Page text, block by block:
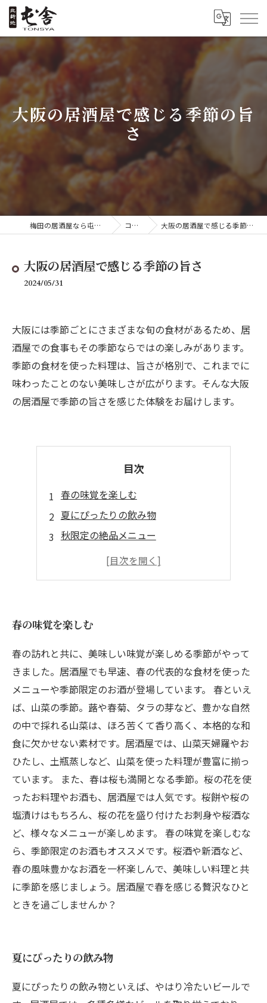
大阪の居酒屋で感じる季節の旨
さ
梅田の居酒屋なら屯舎 喜酔 コラム 大阪の居酒屋で感じる季節の旨さ
大阪の居酒屋で感じる季節の旨さ
2024/05/31
大阪には季節ごとにさまざまな旬の食材があるため、居
酒屋での食事もその季節ならではの楽しみがあります。
季節の食材を使った料理は、旨さが格別で、これまでに
味わったことのない美味しさが広がります。そんな大阪
の居酒屋で季節の旨さを感じた体験をお届けします。
目次
春の味覚を楽しむ
夏にぴったりの飲み物
秋限定の絶品メニュー
冬の味覚を堪能する
春の味覚を楽しむ
春の訪れと共に、美味しい味覚が楽しめる季節がやって
きました。居酒屋でも早速、春の代表的な食材を使った
メニューや季節限定のお酒が登場しています。 春といえ
ば、山菜の季節。蕗や春菊、タラの芽など、豊かな自然
の中で採れる山菜は、ほろ苦くて香り高く、本格的な和
食に欠かせない素材です。居酒屋では、山菜天婦羅やお
ひたし、土瓶蒸しなど、山菜を使った料理が豊富に揃っ
ています。 また、春は桜も満開となる季節。桜の花を使
ったお料理やお酒も、居酒屋では人気です。桜餅や桜の
塩漬けはもちろん、桜の花を盛り付けたお刺身や桜酒な
ど、様々なメニューが楽しめます。 春の味覚を楽しむな
ら、季節限定のお酒もオススメです。桜酒や新酒など、
春の風味豊かなお酒を一杯楽しんで、美味しい料理と共
に季節を感じましょう。居酒屋で春を感じる贅沢なひと
ときを過ごしませんか？
夏にぴったりの飲み物
夏にぴったりの飲み物といえば、やはり冷たいビールで